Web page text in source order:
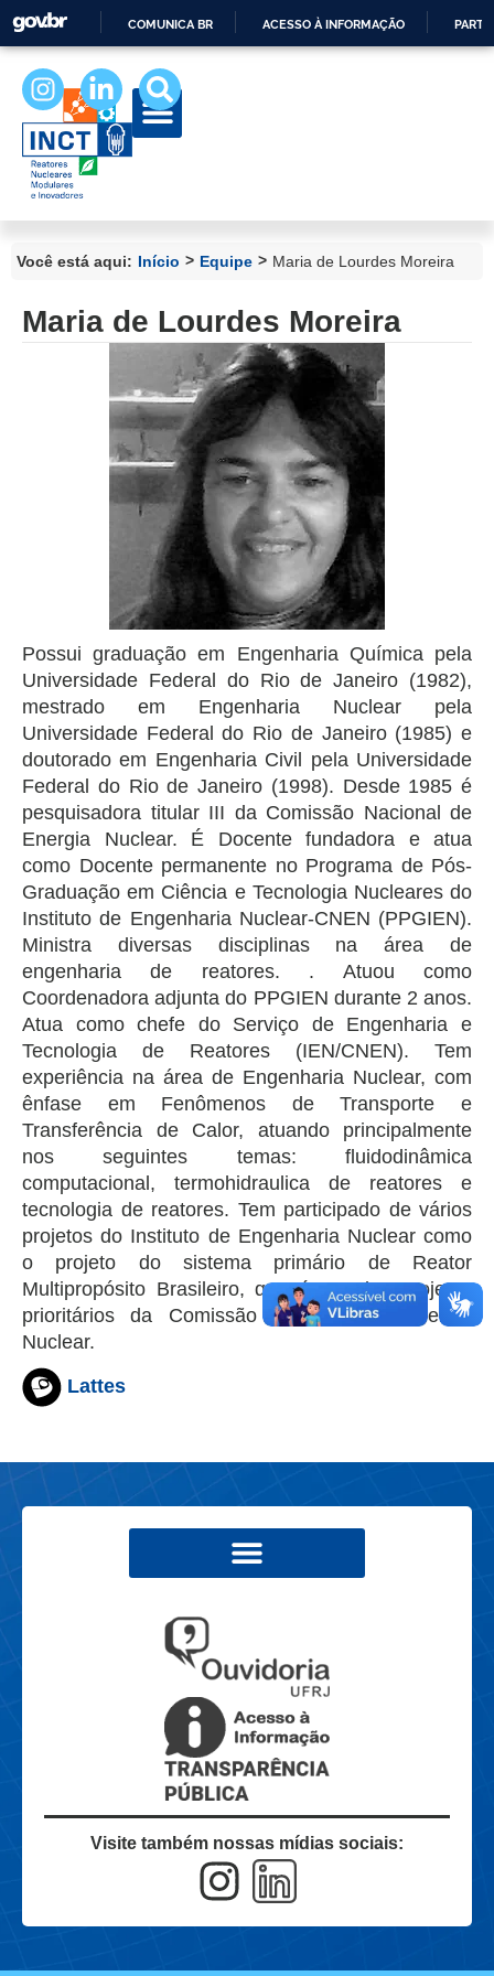
COMUNICA BR ACESSO À INFORMAÇÃO
Você está aqui: Início > Equipe > Maria de Lourdes Moreira
Maria de Lourdes Moreira
Possui graduação em Engenharia Química pela
Universidade Federal do Rio de Janeiro (1982),
mestrado em Engenharia Nuclear pela
Universidade Federal do Rio de Janeiro (1985) e
doutorado em Engenharia Civil pela Universidade
Federal do Rio de Janeiro (1998). Desde 1985 é
pesquisadora titular III da Comissão Nacional de
Energia Nuclear. É Docente fundadora e atua
como Docente permanente no Programa de Pós-
Graduação em Ciência e Tecnologia Nucleares do
Instituto de Engenharia Nuclear-CNEN (PPGIEN).
Ministra diversas disciplinas na área de
engenharia de reatores. . Atuou como
Coordenadora adjunta do PPGIEN durante 2 anos.
Atua como chefe do Serviço de Engenharia e
Tecnologia de Reatores (IEN/CNEN). Tem
experiência na área de Engenharia Nuclear, com
ênfase em Fenômenos de Transporte e
Transferência de Calor, atuando principalmente
nos seguintes temas: fluidodinâmica
computacional, termohidraulica de reatores e
tecnologia de reatores. Tem participado de vários
projetos do Instituto de Engenharia Nuclear como
o projeto do sistema primário de Reator
Multipropósito Brasileiro, que é um dos projetos
prioritários da Comissão Nacional de Energia
Nuclear.
Lattes
Visite também nossas mídias sociais: